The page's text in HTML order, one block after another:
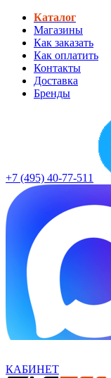
Каталог
Магазины
Как заказать
Как оплатить
Контакты
Доставка
Бренды
+7 (495) 40-77-511
КАБИНЕТ